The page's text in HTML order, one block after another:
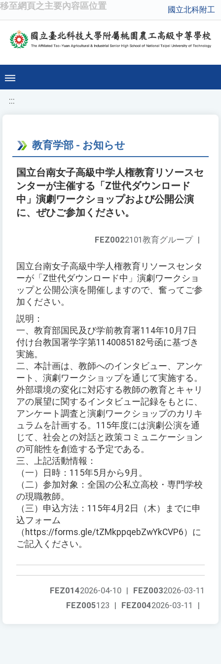
移至網頁之主要內容區位置 國立北科附工
:::
教育学部 - お知らせ
国立台南女子高級中学人権教育リソースセ
ンターが主催する「Z世代ダウンロード
中」演劇ワークショップおよび公開公演
に、ぜひご参加ください。
FEZ0022101教育グループ |
国立台南女子高級中学人権教育リソースセンタ
ーが「Z世代ダウンロード中」演劇ワークショ
ップと公開公演を開催しますので、奮ってご参
加ください。
説明：
一、教育部国民及び学前教育署114年10月7日
付け台教国署学字第1140085182号函に基づき
実施。
二、本計画は、教師へのインタビュー、アンケ
ート、演劇ワークショップを通じて実施する。
外部環境の変化に対応する教師の教育とキャリ
アの展望に関するインタビュー記録をもとに、
アンケート調査と演劇ワークショップのカリキ
ュラムを計画する。115年度には演劇公演を通
じて、社会との対話と政策コミュニケーション
の可能性を創造する予定である。
三、上記活動情報：
（一）日時：115年5月から9月。
（二）参加対象：全国の公私立高校・専門学校
の現職教師。
（三）申込方法：115年4月2日（木）までに申
込フォーム
（https://forms.gle/tZMkppqebZwYkCVP6）に
ご記入ください。
FEZ0032026-03-11
FEZ0142026-04-10 |
FEZ0042026-03-11 |
FEZ005123 |